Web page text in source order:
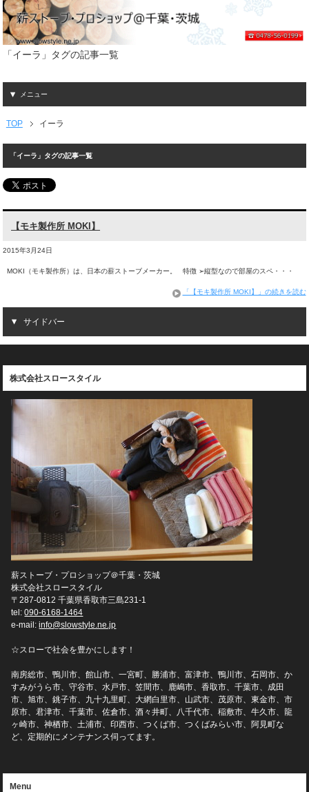
「イーラ」タグの記事一覧
メニュー
TOP イーラ
「イーラ」タグの記事一覧
【モキ製作所 MOKI】
2015年3月24日
MOKI（モキ製作所）は、日本の薪ストーブメーカー。 特徴 ➢縦型なので部屋のスペ・・・
「【モキ製作所 MOKI】」の続きを読む
サイドバー
株式会社スロースタイル
薪ストーブ・プロショップ＠千葉・茨城
株式会社スロースタイル
〒287-0812 千葉県香取市三島231-1
tel:090-6168-1464
e-mail:info@slowstyle.ne.jp
☆スローで社会を豊かにします！
南房総市、鴨川市、館山市、一宮町、勝浦市、富津市、鴨川市、石岡市、か
すみがうら市、守谷市、水戸市、笠間市、鹿嶋市、香取市、千葉市、成田
市、旭市、銚子市、九十九里町、大網白里市、山武市、茂原市、東金市、市
原市、君津市、千葉市、佐倉市、酒々井町、八千代市、稲敷市、牛久市、龍
ヶ崎市、神栖市、土浦市、印西市、つくば市、つくばみらい市、阿見町な
ど、定期的にメンテナンス伺ってます。
Menu